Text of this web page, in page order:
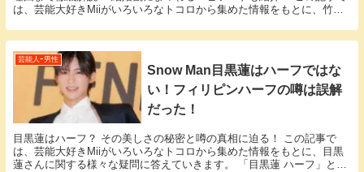
は、芸能大好きMiiがいろいろなトコロから集めた情報をもとに、竹野
芸能人ｰ男性
Snow Man目黒蓮はハーフではな
い！フィリピンハーフの噂は誤解
だった！
目黒蓮はハーフ？ その美しさの秘密と噂の真相に迫る！ この記事で
は、芸能大好きMiiがいろいろなトコロから集めた情報をもとに、目黒
蓮さんに関する様々な疑問に答えていきます。 「目黒蓮 ハーフ」とい